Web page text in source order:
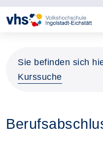
Sie befinden sich
Kurssuche